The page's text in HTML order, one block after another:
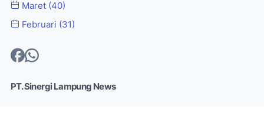
Maret (40)
Februari (31)
PT. Sinergi Lampung News